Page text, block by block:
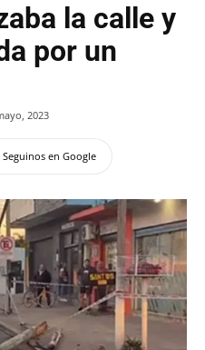
la calle y
por un
2023
Seguinos en Google